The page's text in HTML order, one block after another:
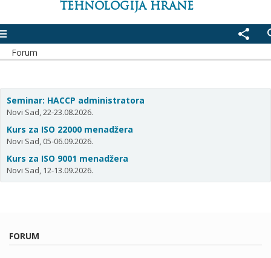
TEHNOLOGIJA HRANE
share
Forum
Seminar: HACCP administratora
Novi Sad, 22-23.08.2026.
Kurs za ISO 22000 menadžera
Novi Sad, 05-06.09.2026.
Kurs za ISO 9001 menadžera
Novi Sad, 12-13.09.2026.
FORUM